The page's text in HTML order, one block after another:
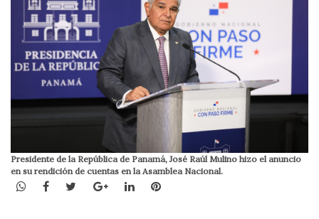
Presidente de la República de Panamá, José Raúl Mulino hizo el anuncio
en su rendición de cuentas en la Asamblea Nacional.
WhatsApp
Facebook
TwitterGoogle+LinkedInPinterest